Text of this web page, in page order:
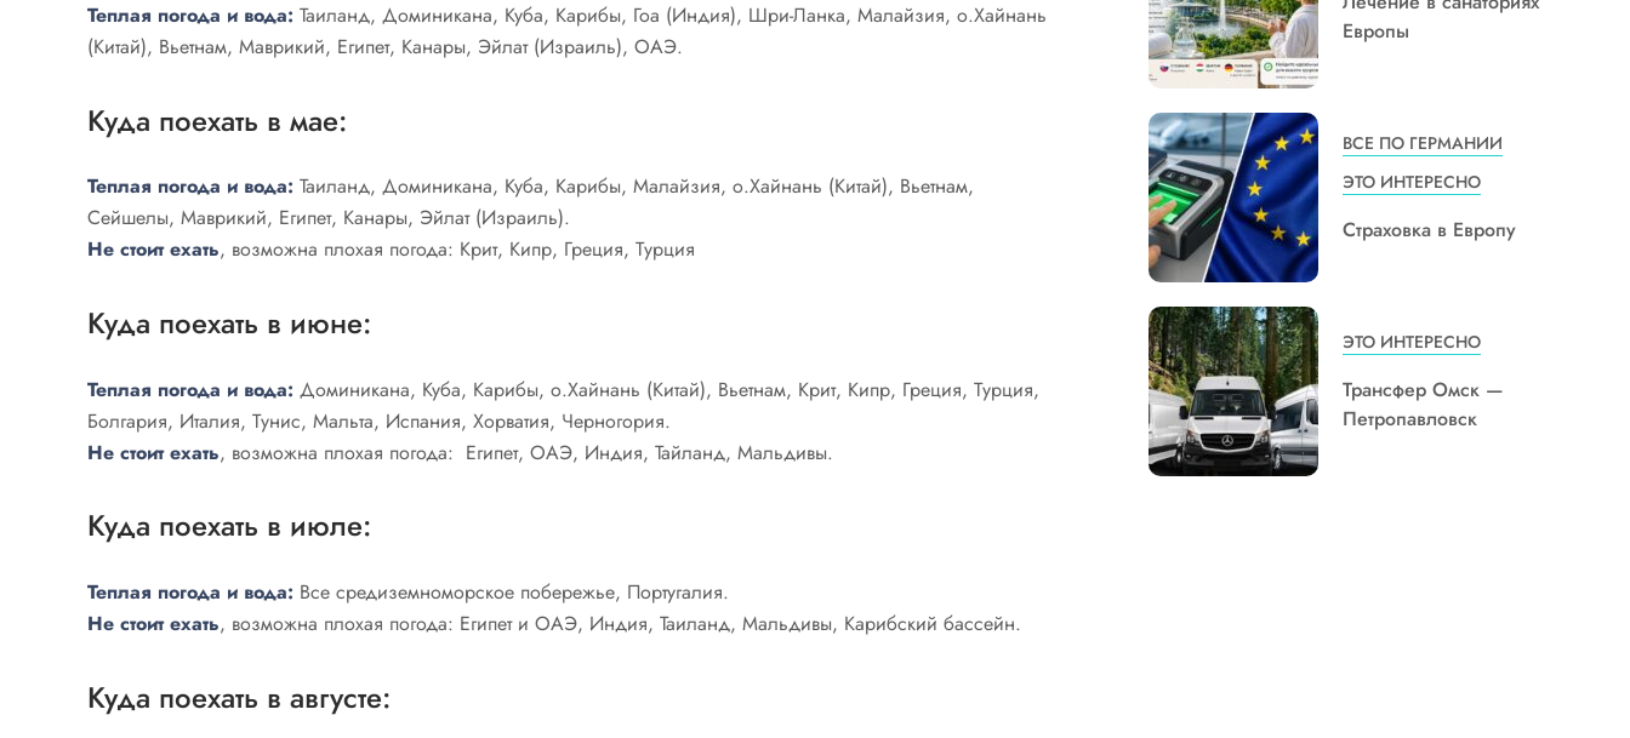
Теплая погода и вода: Таиланд, Доминикана, Куба, Карибы, Гоа (Индия), Шри-Ланка, Малайзия, о.Хайнань
(Китай), Вьетнам, Маврикий, Египет, Канары, Эйлат (Израиль), ОАЭ.
Куда поехать в мае:
Теплая погода и вода: Таиланд, Доминикана, Куба, Карибы, Малайзия, о.Хайнань (Китай), Вьетнам,
Сейшелы, Маврикий, Египет, Канары, Эйлат (Израиль).
Не стоит ехать, возможна плохая погода: Крит, Кипр, Греция, Турция
Куда поехать в июне:
Теплая погода и вода: Доминикана, Куба, Карибы, о.Хайнань (Китай), Вьетнам, Крит, Кипр, Греция, Турция,
Болгария, Италия, Тунис, Мальта, Испания, Хорватия, Черногория.
Не стоит ехать, возможна плохая погода: Египет, ОАЭ, Индия, Тайланд, Мальдивы.
Куда поехать в июле:
Теплая погода и вода: Все средиземноморское побережье, Португалия.
Не стоит ехать, возможна плохая погода: Египет и ОАЭ, Индия, Таиланд, Мальдивы, Карибский бассейн.
Куда поехать в августе:
Европы
ВСЕ ПО ГЕРМАНИИ
ЭТО ИНТЕРЕСНО
Страховка в Европу
ЭТО ИНТЕРЕСНО
Трансфер Омск —
Петропавловск